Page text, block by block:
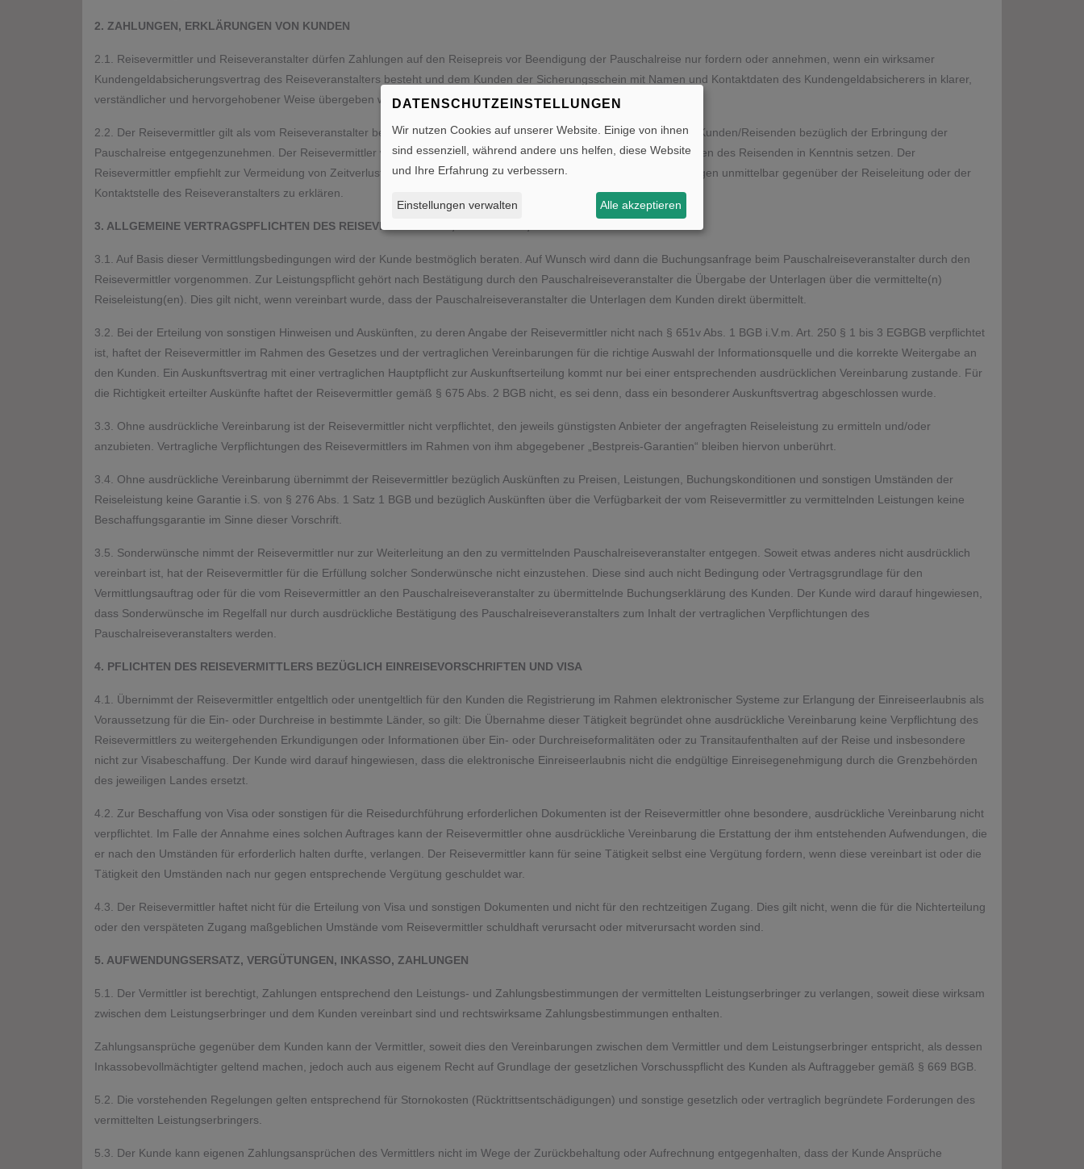
2. ZAHLUNGEN, ERKLÄRUNGEN VON KUNDEN
2.1. Reisevermittler und Reiseveranstalter dürfen Zahlungen auf den Reisepreis vor Beendigung der Pauschalreise nur fordern oder annehmen, wenn ein wirksamer
Kundengeldabsicherungsvertrag des Reiseveranstalters besteht und dem Kunden der Sicherungsschein mit Namen und Kontaktdaten des Kundengeldabsicherers in klarer,
verständlicher und hervorgehobener Weise übergeben wurde.
2.2. Der Reisevermittler gilt als vom Reiseveranstalter bevollmächtigt, Mängelanzeigen sowie andere Erklärungen des Kunden/Reisenden bezüglich der Erbringung der
Pauschalreise entgegenzunehmen. Der Reisevermittler wird den Reiseveranstalter unverzüglich von solchen Erklärungen des Reisenden in Kenntnis setzen. Der
Reisevermittler empfiehlt zur Vermeidung von Zeitverlusten trotz unverzüglicher Weiterleitung, entsprechende Erklärungen unmittelbar gegenüber der Reiseleitung oder der
Kontaktstelle des Reiseveranstalters zu erklären.
3. ALLGEMEINE VERTRAGSPFLICHTEN DES REISEVERMITTLERS, AUSKÜNFTE, HINWEISE
3.1. Auf Basis dieser Vermittlungsbedingungen wird der Kunde bestmöglich beraten. Auf Wunsch wird dann die Buchungsanfrage beim Pauschalreiseveranstalter durch den
Reisevermittler vorgenommen. Zur Leistungspflicht gehört nach Bestätigung durch den Pauschalreiseveranstalter die Übergabe der Unterlagen über die vermittelte(n)
Reiseleistung(en). Dies gilt nicht, wenn vereinbart wurde, dass der Pauschalreiseveranstalter die Unterlagen dem Kunden direkt übermittelt.
3.2. Bei der Erteilung von sonstigen Hinweisen und Auskünften, zu deren Angabe der Reisevermittler nicht nach § 651v Abs. 1 BGB i.V.m. Art. 250 § 1 bis 3 EGBGB verpflichtet
ist, haftet der Reisevermittler im Rahmen des Gesetzes und der vertraglichen Vereinbarungen für die richtige Auswahl der Informationsquelle und die korrekte Weitergabe an
den Kunden. Ein Auskunftsvertrag mit einer vertraglichen Hauptpflicht zur Auskunftserteilung kommt nur bei einer entsprechenden ausdrücklichen Vereinbarung zustande. Für
die Richtigkeit erteilter Auskünfte haftet der Reisevermittler gemäß § 675 Abs. 2 BGB nicht, es sei denn, dass ein besonderer Auskunftsvertrag abgeschlossen wurde.
3.3. Ohne ausdrückliche Vereinbarung ist der Reisevermittler nicht verpflichtet, den jeweils günstigsten Anbieter der angefragten Reiseleistung zu ermitteln und/oder
anzubieten. Vertragliche Verpflichtungen des Reisevermittlers im Rahmen von ihm abgegebener „Bestpreis-Garantien“ bleiben hiervon unberührt.
3.4. Ohne ausdrückliche Vereinbarung übernimmt der Reisevermittler bezüglich Auskünften zu Preisen, Leistungen, Buchungskonditionen und sonstigen Umständen der
Reiseleistung keine Garantie i.S. von § 276 Abs. 1 Satz 1 BGB und bezüglich Auskünften über die Verfügbarkeit der vom Reisevermittler zu vermittelnden Leistungen keine
Beschaffungsgarantie im Sinne dieser Vorschrift.
3.5. Sonderwünsche nimmt der Reisevermittler nur zur Weiterleitung an den zu vermittelnden Pauschalreiseveranstalter entgegen. Soweit etwas anderes nicht ausdrücklich
vereinbart ist, hat der Reisevermittler für die Erfüllung solcher Sonderwünsche nicht einzustehen. Diese sind auch nicht Bedingung oder Vertragsgrundlage für den
Vermittlungsauftrag oder für die vom Reisevermittler an den Pauschalreiseveranstalter zu übermittelnde Buchungserklärung des Kunden. Der Kunde wird darauf hingewiesen,
dass Sonderwünsche im Regelfall nur durch ausdrückliche Bestätigung des Pauschalreiseveranstalters zum Inhalt der vertraglichen Verpflichtungen des
Pauschalreiseveranstalters werden.
4. PFLICHTEN DES REISEVERMITTLERS BEZÜGLICH EINREISEVORSCHRIFTEN UND VISA
4.1. Übernimmt der Reisevermittler entgeltlich oder unentgeltlich für den Kunden die Registrierung im Rahmen elektronischer Systeme zur Erlangung der Einreiseerlaubnis als
Voraussetzung für die Ein- oder Durchreise in bestimmte Länder, so gilt: Die Übernahme dieser Tätigkeit begründet ohne ausdrückliche Vereinbarung keine Verpflichtung des
Reisevermittlers zu weitergehenden Erkundigungen oder Informationen über Ein- oder Durchreiseformalitäten oder zu Transitaufenthalten auf der Reise und insbesondere
nicht zur Visabeschaffung. Der Kunde wird darauf hingewiesen, dass die elektronische Einreiseerlaubnis nicht die endgültige Einreisegenehmigung durch die Grenzbehörden
des jeweiligen Landes ersetzt.
4.2. Zur Beschaffung von Visa oder sonstigen für die Reisedurchführung erforderlichen Dokumenten ist der Reisevermittler ohne besondere, ausdrückliche Vereinbarung nicht
verpflichtet. Im Falle der Annahme eines solchen Auftrages kann der Reisevermittler ohne ausdrückliche Vereinbarung die Erstattung der ihm entstehenden Aufwendungen, die
er nach den Umständen für erforderlich halten durfte, verlangen. Der Reisevermittler kann für seine Tätigkeit selbst eine Vergütung fordern, wenn diese vereinbart ist oder die
Tätigkeit den Umständen nach nur gegen entsprechende Vergütung geschuldet war.
4.3. Der Reisevermittler haftet nicht für die Erteilung von Visa und sonstigen Dokumenten und nicht für den rechtzeitigen Zugang. Dies gilt nicht, wenn die für die Nichterteilung
oder den verspäteten Zugang maßgeblichen Umstände vom Reisevermittler schuldhaft verursacht oder mitverursacht worden sind.
5. AUFWENDUNGSERSATZ, VERGÜTUNGEN, INKASSO, ZAHLUNGEN
5.1. Der Vermittler ist berechtigt, Zahlungen entsprechend den Leistungs- und Zahlungsbestimmungen der vermittelten Leistungserbringer zu verlangen, soweit diese wirksam
zwischen dem Leistungserbringer und dem Kunden vereinbart sind und rechtswirksame Zahlungsbestimmungen enthalten.
Zahlungsansprüche gegenüber dem Kunden kann der Vermittler, soweit dies den Vereinbarungen zwischen dem Vermittler und dem Leistungserbringer entspricht, als dessen
Inkassobevollmächtigter geltend machen, jedoch auch aus eigenem Recht auf Grundlage der gesetzlichen Vorschusspflicht des Kunden als Auftraggeber gemäß § 669 BGB.
5.2. Die vorstehenden Regelungen gelten entsprechend für Stornokosten (Rücktrittsentschädigungen) und sonstige gesetzlich oder vertraglich begründete Forderungen des
vermittelten Leistungserbringers.
5.3. Der Kunde kann eigenen Zahlungsansprüchen des Vermittlers nicht im Wege der Zurückbehaltung oder Aufrechnung entgegenhalten, dass der Kunde Ansprüche
DATENSCHUTZEINSTELLUNGEN
Wir nutzen Cookies auf unserer Website. Einige von ihnen
sind essenziell, während andere uns helfen, diese Website
und Ihre Erfahrung zu verbessern.
Einstellungen verwalten Alle akzeptieren